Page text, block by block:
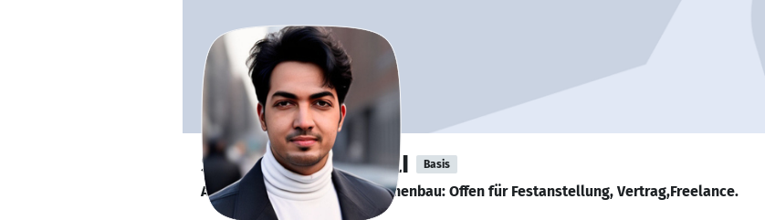
SAYED ZISHAN ALI Basis
Aktiv auf Jobsuche im Maschinenbau: Offen für Festanstellung, Vertrag,Freelance.